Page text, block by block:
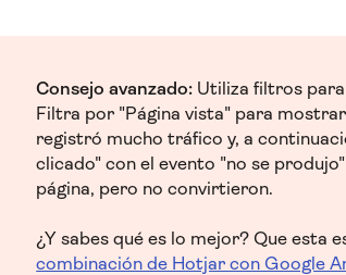
Consejo avanzado: Utiliza filtros
Filtra por "Página vista" para
registró mucho tráfico y, a
clicado" con el evento "no se
página, pero no convirtieron.
¿Y sabes qué es lo mejor? Que esta
combinación de Hotjar con Google